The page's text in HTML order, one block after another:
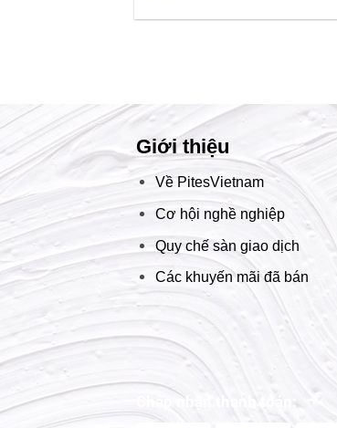
Giới thiệu
Về PitesVietnam
Cơ hội nghề nghiệp
Quy chế sàn giao dịch
Các khuyến mãi đã bán
Chấp nhận thanh toán: